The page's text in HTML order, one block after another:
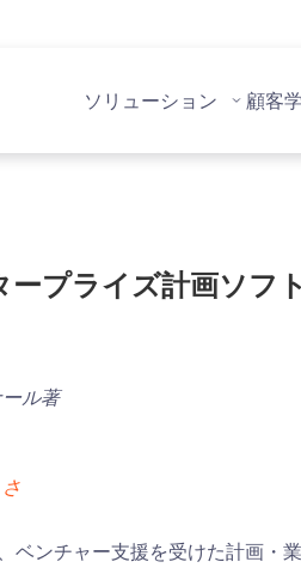
ソリューション 顧客
ープライズ計画ソフ
ル著
ベンチャー支援を受けた計画・